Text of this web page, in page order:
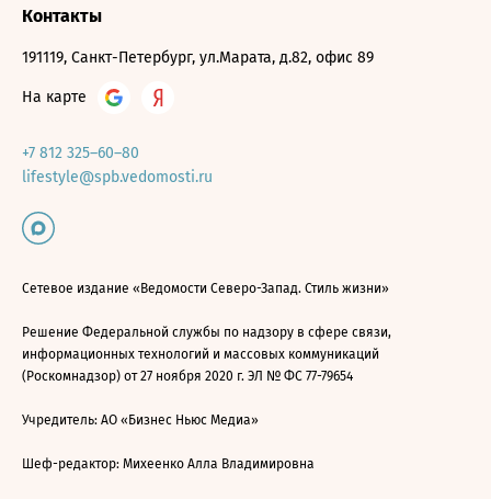
Контакты
191119, Санкт-Петербург, ул.Марата, д.82, офис 89
На карте
+7 812 325–60–80
lifestyle@spb.vedomosti.ru
Сетевое издание «Ведомости Северо-Запад. Стиль жизни»
Решение Федеральной службы по надзору в сфере связи,
информационных технологий и массовых коммуникаций
(Роскомнадзор) от 27 ноября 2020 г. ЭЛ № ФС 77-79654
Учредитель: АО «Бизнес Ньюс Медиа»
Шеф-редактор: Михеенко Алла Владимировна